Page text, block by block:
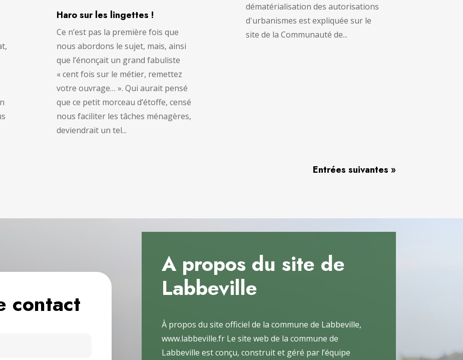
Haro sur les lingettes !
Ce n’est pas la première fois que
nous abordons le sujet, mais, ainsi
que l’énonçait un grand fabuliste
« cent fois sur le métier, remettez
votre ouvrage… ». Qui aurait pensé
que ce petit morceau d’étoffe, censé
nous faciliter les tâches ménagères,
deviendrait un tel...
dématérialisation des autorisations
d'urbanismes est expliquée sur le
site de la Communauté de...
Entrées suivantes »
contact
A propos du site de
Labbeville
À propos du site officiel de la commune de Labbeville,
www.labbeville.fr Le site web de la commune de
Labbeville est conçu, construit et géré par l’équipe